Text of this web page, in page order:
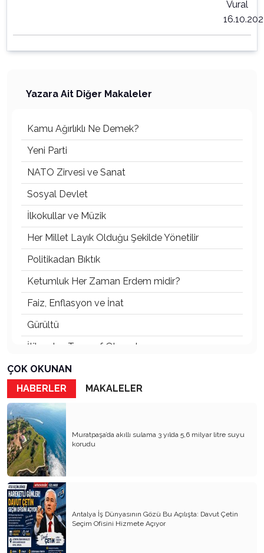
Vural
Yazara Ait Diğer Makaleler
Kamu Ağırlıklı Ne Demek?
Yeni Parti
NATO Zirvesi ve Sanat
Sosyal Devlet
İlkokullar ve Müzik
Her Millet Layık Olduğu Şekilde Yönetilir
Politikadan Bıktık
Ketumluk Her Zaman Erdem midir?
Faiz, Enflasyon ve İnat
Gürültü
İtibardan Tasarruf Olmaz!
Güneş Enerjisi
Ödül Töreni
TOKİ Konutları: Sosyal mi, Orta Gelir Projesi mi?
Her Kentin Bir Ruhu Vardır
Orkestra Şefi
Abdülhamit ve Tayyip Erdoğan
Fark Etmeden Kaybettiklerimiz
Raydan Çıkan Antalya
Bunu da mı Görecektik?
ÇOK OKUNAN
HABERLER
MAKALELER
Muratpaşa’da akıllı sulama 3 yılda 5,6 milyar litre suyu
korudu
Antalya İş Dünyasının Gözü Bu Açılışta: Davut Çetin
Seçim Ofisini Hizmete Açıyor